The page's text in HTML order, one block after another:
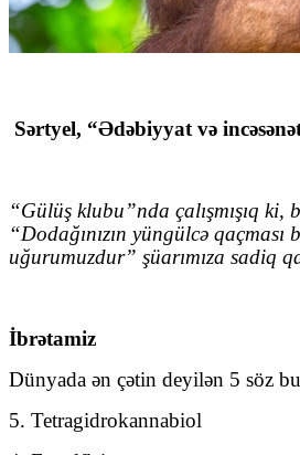
Sərtyel, “Ədəbiyyat və
“Gülüş klubu”nda çalışmışıq ki,
“Dodağınızın yüngülcə qaçması
uğurumuzdur” şüarımıza sadiq
İbrətamiz
Dünyada ən çətin deyilən 5 söz
5. Tetragidrokannabiol